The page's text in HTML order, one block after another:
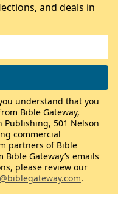
and deals in
understand that you
Bible Gateway,
Publishing, 501 Nelson
commercial
partners of Bible
Gateway’s emails
please review our
.